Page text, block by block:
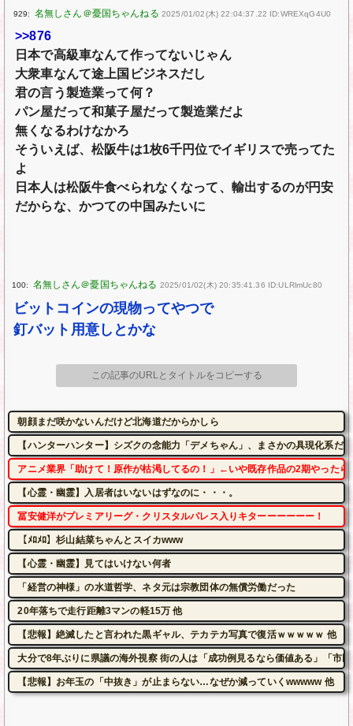
929: 2025/01/02(木) 22:04:37.22 ID:WREXqG4U0
>>876
日本で高級車なんて作ってないじゃん
大衆車なんて途上国ビジネスだし
君の言う製造業って何？
パン屋だって和菓子屋だって製造業だよ
無くなるわけなかろ
そういえば、松阪牛は1枚6千円位でイギリスで売ってた
よ
日本人は松阪牛食べられなくなって、輸出するのが円安
だからな、かつての中国みたいに
100: 2025/01/02(木) 20:35:41.36 ID:ULRlmUc80
ビットコインの現物ってやつで
釘バット用意しとかな
この記事のURLとタイトルをコピーする
朝顔まだ咲かないんだけど北海道だからかしら
【ハンターハンター】シズクの念能力「デメちゃん」、まさかの具現化系だ
アニメ業界「助けて！原作が枯渇してるの！」←いや既存作品の2期やったら
【心霊・幽霊】入居者はいないはずなのに・・・。
冨安健洋がプレミアリーグ・クリスタルパレス入りキターーーーーー！
【ﾒﾛﾒﾛ】杉山結菜ちゃんとスイカwww
【心霊・幽霊】見てはいけない何者
「経営の神様」の水道哲学、ネタ元は宗教団体の無償労働だった
20年落ちで走行距離3マンの軽15万 他
【悲報】絶滅したと言われた黒ギャル、テカテカ写真で復活ｗｗｗｗｗ 他
大分で8年ぶりに県議の海外視察 街の人は「成功例見るなら価値ある」「市
【悲報】お年玉の「中抜き」が止まらない…なぜか減っていくwwwww 他